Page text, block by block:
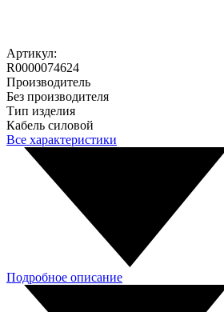
Артикул:
R0000074624
Производитель
Без производителя
Тип изделия
Кабель силовой
Все характеристики
Подробное описание